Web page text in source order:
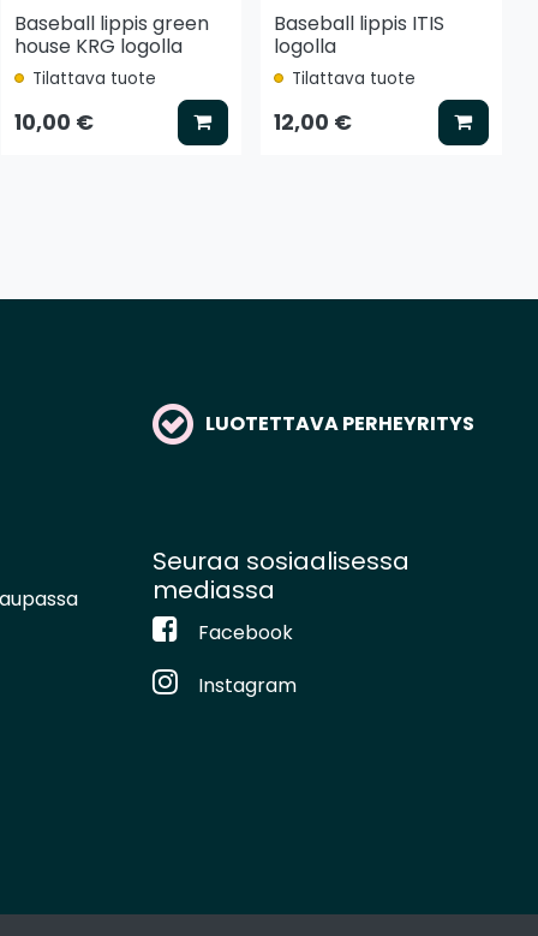
vaihtoehto
Baseball lippis green
house KRG logolla
Tilattava tuote
10,00 € Lisää koriin
Baseball lippis ITIS
logolla
Tilattava tuote
12,00 € Lisää
LUOTETTAVA PERHEYRITYS
Seuraa sosiaalisessa
mediassa
Facebook
Instagram